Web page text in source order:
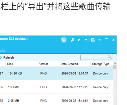
上的“导出”并将这些歌曲传输